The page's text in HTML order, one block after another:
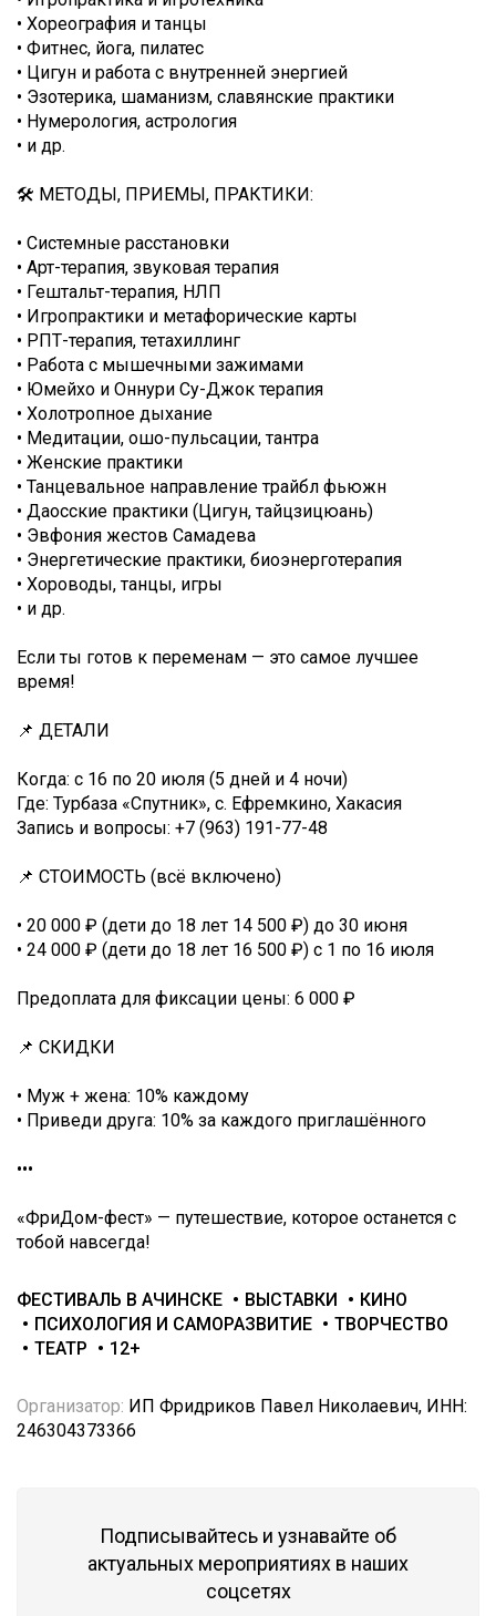
• Хореография и танцы
• Фитнес, йога, пилатес
• Цигун и работа с внутренней энергией
• Эзотерика, шаманизм, славянские практики
• Нумерология, астрология
• и др.
🛠️ МЕТОДЫ, ПРИЕМЫ, ПРАКТИКИ:
• Системные расстановки
• Арт-терапия, звуковая терапия
• Гештальт-терапия, НЛП
• Игропрактики и метафорические карты
• РПТ-терапия, тетахиллинг
• Работа с мышечными зажимами
• Юмейхо и Оннури Су-Джок терапия
• Холотропное дыхание
• Медитации, ошо-пульсации, тантра
• Женские практики
• Танцевальное направление трайбл фьюжн
• Даосские практики (Цигун, тайцзицюань)
• Эвфония жестов Самадева
• Энергетические практики, биоэнерготерапия
• Хороводы, танцы, игры
• и др.
Если ты готов к переменам — это самое лучшее
время!
📌 ДЕТАЛИ
Когда: с 16 по 20 июля (5 дней и 4 ночи)
Где: Турбаза «Спутник», с. Ефремкино, Хакасия
Запись и вопросы: +7 (963) 191-77-48
📌 СТОИМОСТЬ (всё включено)
• 20 000 ₽ (дети до 18 лет 14 500 ₽) до 30 июня
• 24 000 ₽ (дети до 18 лет 16 500 ₽) с 1 по 16 июля
Предоплата для фиксации цены: 6 000 ₽
📌 СКИДКИ
• Муж + жена: 10% каждому
• Приведи друга: 10% за каждого приглашённого
•••
«ФриДом-фест» — путешествие, которое останется с
тобой навсегда!
ФЕСТИВАЛЬ В АЧИНСКЕ ВЫСТАВКИ
КИНО
ПСИХОЛОГИЯ И САМОРАЗВИТИЕ
ТВОРЧЕСТВО
ТЕАТР
12+
Организатор: ИП Фридриков Павел Николаевич, ИНН:
246304373366
Подписывайтесь и узнавайте об
актуальных мероприятиях в наших
соцсетях